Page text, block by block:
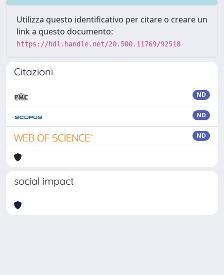
Utilizza questo identificativo per citare o creare un
link a questo documento:
https://hdl.handle.net/20.500.11769/92518
Citazioni
ND
ND
ND
social impact